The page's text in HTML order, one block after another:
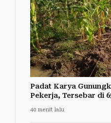
Padat Karya
Pekerja, Tersebar di
40 menit lalu